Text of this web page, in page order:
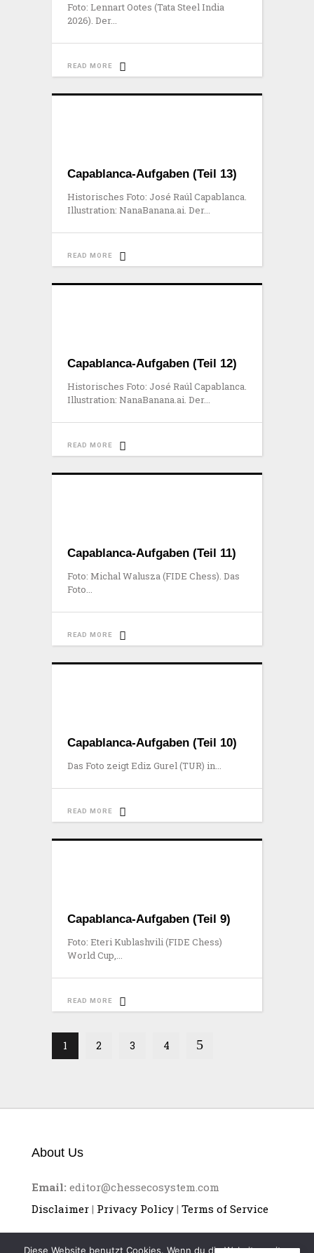
Foto: Lennart Ootes (Tata Steel India
2026). Der
READ MORE
Capablanca-Aufgaben (Teil 13)
Historisches Foto: José Raúl Capablanca.
Illustration: NanaBanana.ai. Der
READ MORE
Capablanca-Aufgaben (Teil 12)
Historisches Foto: José Raúl Capablanca.
Illustration: NanaBanana.ai. Der
READ MORE
Capablanca-Aufgaben (Teil 11)
Foto: Michal Walusza (FIDE Chess). Das
Foto
READ MORE
Capablanca-Aufgaben (Teil 10)
Das Foto zeigt Ediz Gurel (TUR) in
READ MORE
Capablanca-Aufgaben (Teil 9)
Foto: Eteri Kublashvili (FIDE Chess)
World Cup,
READ MORE
1 2 3 4
About Us
Email: editor@chessecosystem.com
Disclaimer | Privacy Policy | Terms of Service
Diese Website benutzt Cookies. Wenn du die Website weiter